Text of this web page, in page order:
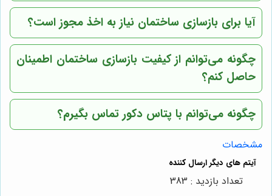
آیا برای بازسازی ساختمان نیاز به اخذ مجوز است؟
چگونه می‌توانم از کیفیت بازسازی ساختمان اطمینان
حاصل کنم؟
چگونه می‌توانم با پتاس دکورتماس بگیرم؟
مشخصات
تعداد بازدید : 383